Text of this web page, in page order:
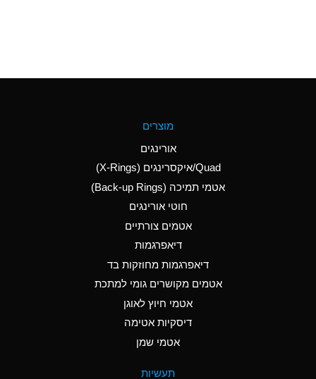
Aluminum Nitrate
(Aqueous)
Aluminum Phosphate
Ammonia Anhydrous
B
Ammonia Gas (cold)
A
Ammonia Gas (hot)
מוצרים
אורינגים
Quad/איקסרינגים (X-Rings)
אטמי תמיכה (Back-up Rings)
חוטי אורינגים
אטמים צורתיים
דיאפרגמות
דיאפרגמות מחוזקות בד
אטמים מקושרים גומי למתכת
אטמי חיוץ לאוגן
דיסקיות אטימה
אטמי שמן
תעשיות